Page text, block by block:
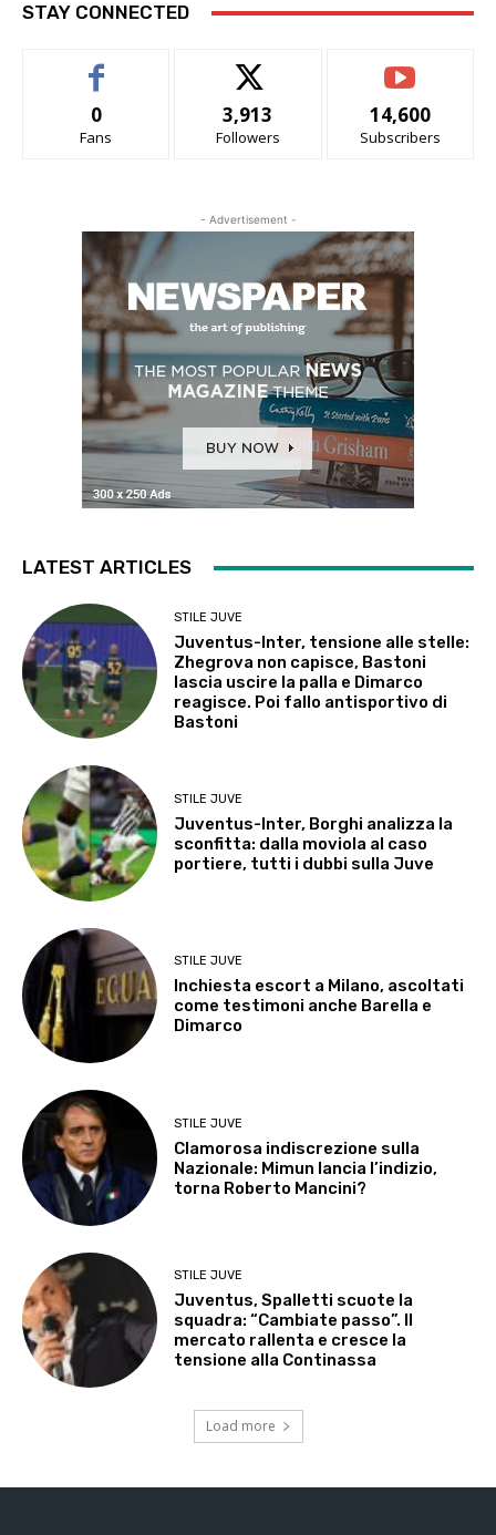
STAY CONNECTED
0
Fans
3,913
Followers
14,600
Subscribers
- Advertisement -
LATEST ARTICLES
STILE JUVE
Juventus-Inter, tensione alle stelle:
Zhegrova non capisce, Bastoni
lascia uscire la palla e Dimarco
reagisce. Poi fallo antisportivo di
Bastoni
STILE JUVE
Juventus-Inter, Borghi analizza la
sconfitta: dalla moviola al caso
portiere, tutti i dubbi sulla Juve
STILE JUVE
Inchiesta escort a Milano, ascoltati
come testimoni anche Barella e
Dimarco
STILE JUVE
Clamorosa indiscrezione sulla
Nazionale: Mimun lancia l’indizio,
torna Roberto Mancini?
STILE JUVE
Juventus, Spalletti scuote la
squadra: “Cambiate passo”. Il
mercato rallenta e cresce la
tensione alla Continassa
Load more